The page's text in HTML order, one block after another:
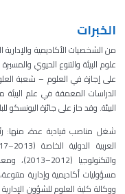
الخبرات
من الشخصيات الأكاديمية
علوم البيئة والتنوع الحيوي
على إجازة في العلوم – شعبة
الدراسات المعمقة في علم
البيئة. وقد حاز على جائزة اليونسكو للباحثين الشباب عام
مسؤوليات أكاديمية وإدارية
ووكالة كلية العلوم للشؤون